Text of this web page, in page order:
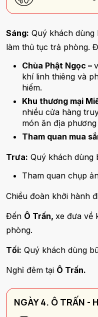
Sáng: Quý khách dùng
làm thủ tục trả phòng.
Chùa Phật Ngọc –
khí linh thiêng và
hiếm.
Khu thương mại
nhiều cửa hàng
món ăn địa
Tham quan mua
Trưa: Quý khách dùng
Tham quan chụp
Chiều đoàn khởi hành
Đến Ô Trấn, xe đưa về
phòng.
Tối: Quý khách dùng
Nghỉ đêm tại Ô Trấn.
NGÀY 4. Ô TRẤN -